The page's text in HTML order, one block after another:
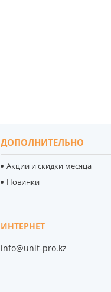
ДОПОЛНИТЕЛЬНО
Акции и скидки месяца
Новинки
info@unit-pro.kz